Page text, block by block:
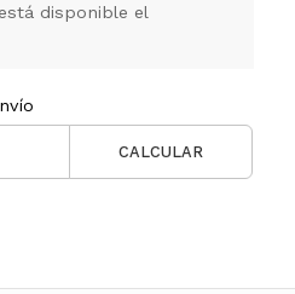
disponible el
CALCULAR